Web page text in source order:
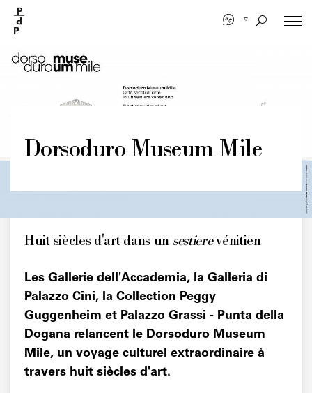
contenu
principal
Dorsoduro Museum Mile
Huit siècles d'art dans un sestierevénitien
Les Gallerie dell'Accademia, la Galleria di
Palazzo Cini, la Collection Peggy
Guggenheim et Palazzo Grassi - Punta della
Dogana relancent le Dorsoduro Museum
Mile, un voyage culturel extraordinaire à
travers huit siècles d'art.